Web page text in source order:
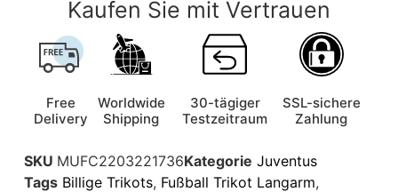
Kaufen Sie mit Vertrauen
Free
Delivery
Worldwide
Shipping
30-tägiger
Testzeitraum
SSL-sichere
Zahlung
SKU MUFC2203221736Kategorie Juventus
Tags Billige Trikots, Fußball Trikot Langarm,